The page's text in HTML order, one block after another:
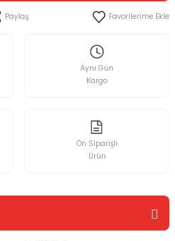
Paylaş
Aynı Gün
Kargo
Ön Siparişli
Ürün